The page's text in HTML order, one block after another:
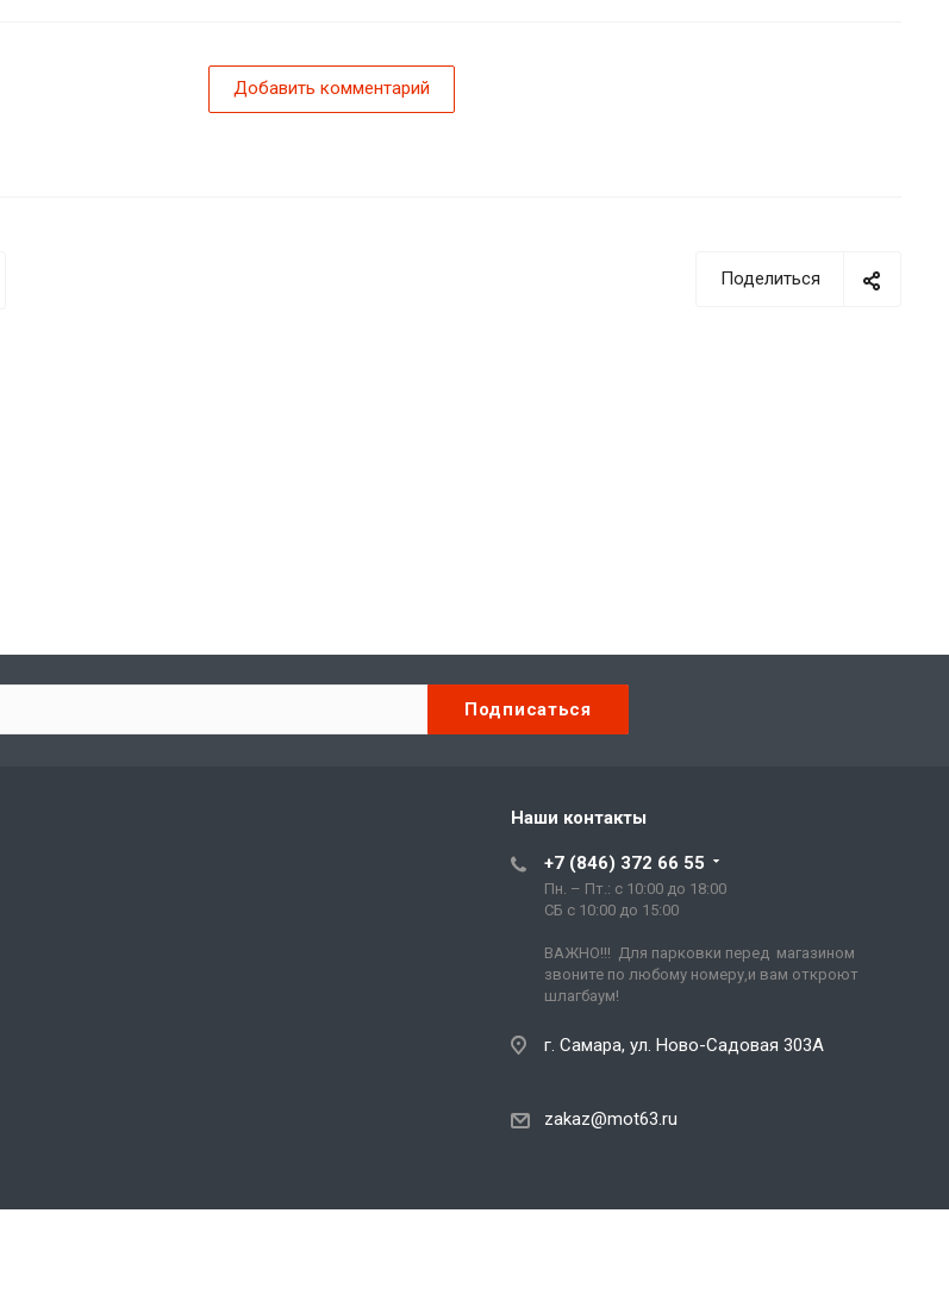
Добавить комментарий
Поделиться
Наши контакты
+7 (846) 372 66 55
Пн. – Пт.: с 10:00 до 18:00
СБ с 10:00 до 15:00
ВАЖНО!!! Для парковки перед магазином
звоните по любому номеру,и вам откроют
шлагбаум!
г. Самара, ул. Ново-Садовая 303А
zakaz@mot63.ru